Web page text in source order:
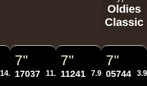
Oldies
Classic
14.95€
7"
17037 11.95€
7"
11241 7.95€
7"
05744